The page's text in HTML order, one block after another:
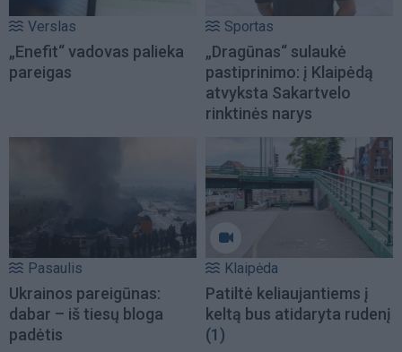
Verslas
„Enefit“ vadovas palieka
pareigas
Sportas
„Dragūnas“ sulaukė
pastiprinimo: į Klaipėdą
atvyksta Sakartvelo
rinktinės narys
Pasaulis
Ukrainos pareigūnas:
dabar – iš tiesų bloga
padėtis
Klaipėda
Patiltė keliaujantiems į
keltą bus atidaryta rudenį
(1)